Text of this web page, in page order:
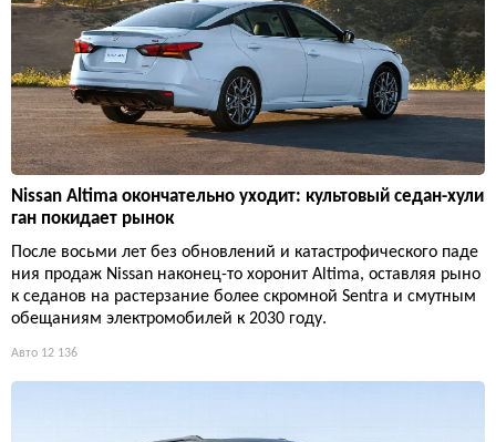
Nissan Altima окончательно уходит: культовый седан-хули
ган покидает рынок
После восьми лет без обновлений и катастрофического паде
ния продаж Nissan наконец-то хоронит Altima, оставляя рыно
к седанов на растерзание более скромной Sentra и смутным
обещаниям электромобилей к 2030 году.
Авто 12 136